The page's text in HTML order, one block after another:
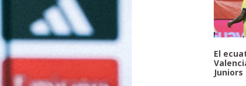
El
Juniors